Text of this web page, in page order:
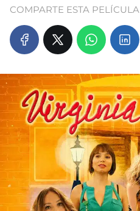
COMPARTE ESTA PELÍCULA